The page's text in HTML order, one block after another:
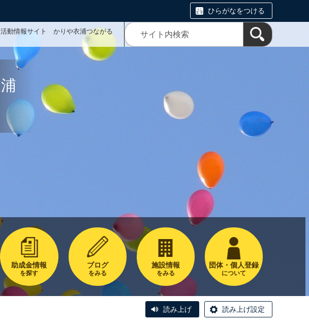
ひらがなをつける
動情報サイト かりや衣浦つながる
助成金情報
を探す
ブログ
をみる
施設情報
をみる
団体・個人登録
について
読み上げ 読み上げ設定